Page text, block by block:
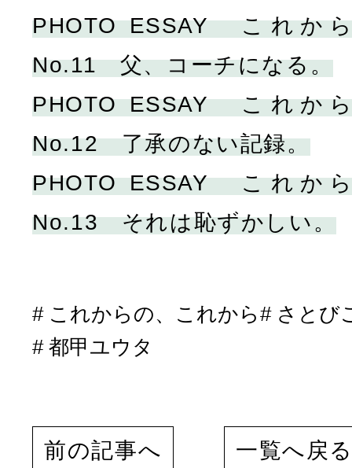
PHOTO ESSAY これ
No.11 父、コーチになる。
PHOTO ESSAY これ
No.12 了承のない記録。
PHOTO ESSAY これ
No.13 それは恥ずかしい。
これからの、これから さとび
都甲ユウタ
前の記事へ 一覧へ戻